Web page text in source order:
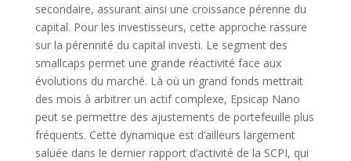
secondaire, assurant ainsi une croissance pérenne du
capital. Pour les investisseurs, cette approche rassure
sur la pérennité du capital investi. Le segment des
smallcaps permet une grande réactivité face aux
évolutions du marché. Là où un grand fonds mettrait
des mois à arbitrer un actif complexe, Epsicap Nano
peut se permettre des ajustements de portefeuille plus
fréquents. Cette dynamique est d’ailleurs largement
saluée dans le dernier rapport d’activité de la SCPI, qui